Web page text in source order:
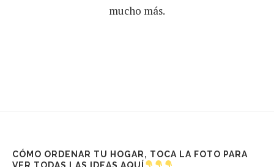
mucho más.
CÓMO ORDENAR TU HOGAR, TOCA LA FOTO PARA
VER TODAS LAS IDEAS AQUÍ